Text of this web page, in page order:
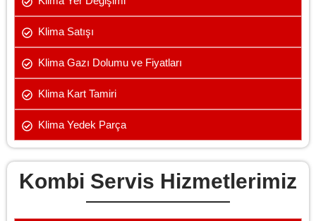
Klima Satışı
Klima Gazı Dolumu ve Fiyatları
Klima Kart Tamiri
Klima Yedek Parça
Kombi Servis Hizmetlerimiz